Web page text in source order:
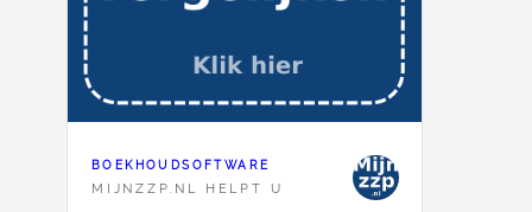
BOEKHOUDSOFTWARE
MIJNZZP.NL HELPT U